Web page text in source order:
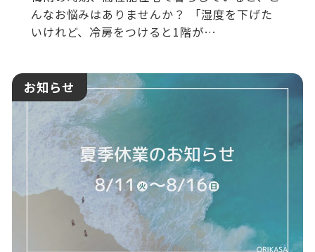
んなお悩みはありませんか？ 「湿度を下げた
いけれど、冷房をつけると1階が…
お知らせ